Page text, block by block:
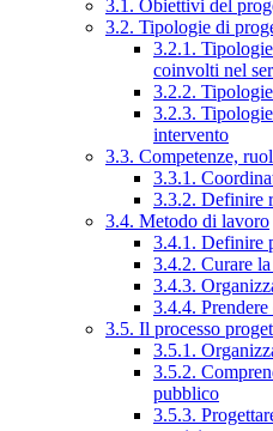
3.1. Obiettivi del
3.2. Tipologie di
3.2.1.
coinvolti nel
3.2.2.
3.2.3.
intervento
3.3. Competenze,
3.3.1.
3.3.2. Definire
3.4. Metodo di lavoro
3.4.1. Definire
3.4.2. Curare
3.4.3.
3.4.4.
3.5. Il processo
3.5.1.
3.5.2.
pubblico
3.5.3.